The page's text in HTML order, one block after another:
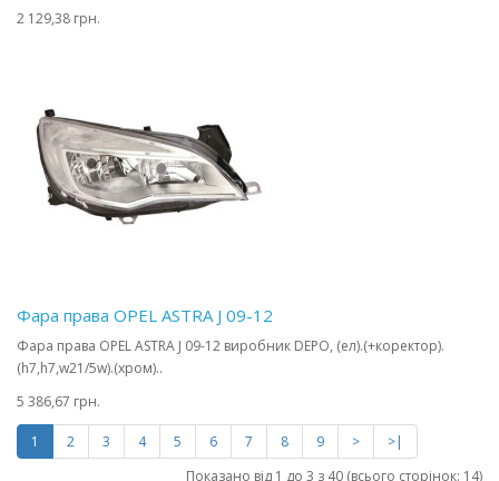
2 129,38 грн.
Фара права OPEL ASTRA J 09-12
Фара права OPEL ASTRA J 09-12 виробник DEPO, (ел).(+коректор).
(h7,h7,w21/5w).(хром)..
5 386,67 грн.
1 2 3 4 5 6 7 8 9 >
>|
Показано від 1 до 3 з 40 (всього сторінок: 14)